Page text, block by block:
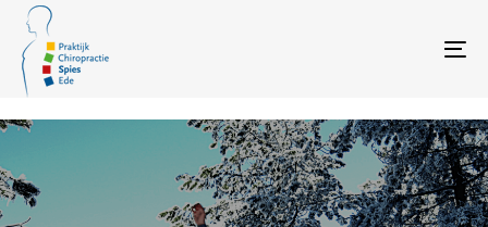
Skip
links
Skip
primary
navigation
to
content